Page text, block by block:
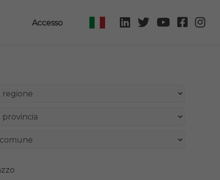
Accesso